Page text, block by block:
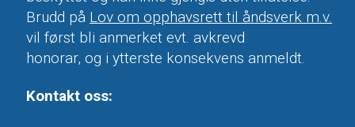
Brudd på Lov om opphavsrett til åndsverk m.v.
vil først bli anmerket evt. avkrevd
honorar, og i ytterste konsekvens anmeldt.
Kontakt oss: